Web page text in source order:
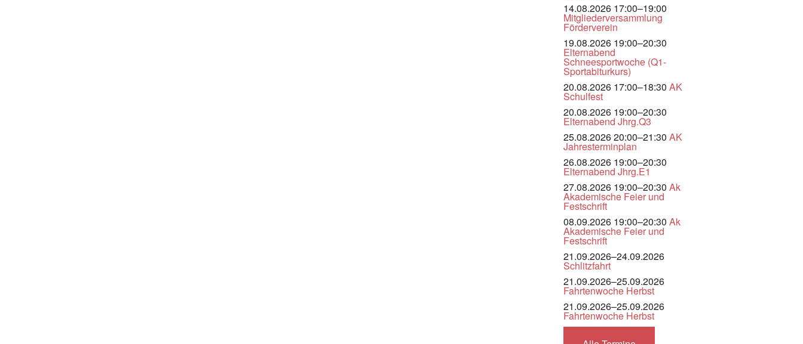
14.08.2026 17:00–19:00
Mitgliederversammlung
Förderverein
19.08.2026 19:00–20:30
Elternabend
Schneesportwoche (Q1-
Sportabiturkurs)
20.08.2026 17:00–18:30 AK
Schulfest
20.08.2026 19:00–20:30
Elternabend Jhrg.Q3
25.08.2026 20:00–21:30 AK
Jahresterminplan
26.08.2026 19:00–20:30
Elternabend Jhrg.E1
27.08.2026 19:00–20:30 Ak
Akademische Feier und
Festschrift
08.09.2026 19:00–20:30 Ak
Akademische Feier und
Festschrift
21.09.2026–24.09.2026
Schlitzfahrt
21.09.2026–25.09.2026
Fahrtenwoche Herbst
21.09.2026–25.09.2026
Fahrtenwoche Herbst